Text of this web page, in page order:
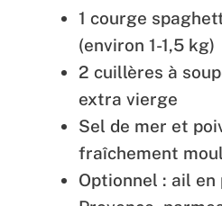
1 courge
(environ 1-1,5 kg)
2 cuillères à
extra vierge
Sel de mer et
fraîchement
Optionnel : ail en